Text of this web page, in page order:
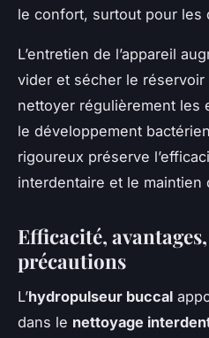
le confort, surtout pour les
L’entretien de l’appareil
vider et sécher le
nettoyer régulièrement les
le développement
rigoureux préserve
interdentaire et le maintien
Efficacité,
précautions
L’hydropulseur buccal
dans le nettoyage